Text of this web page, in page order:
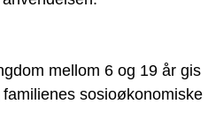
mellom 6 og 19 år gis
sosioøkonomiske